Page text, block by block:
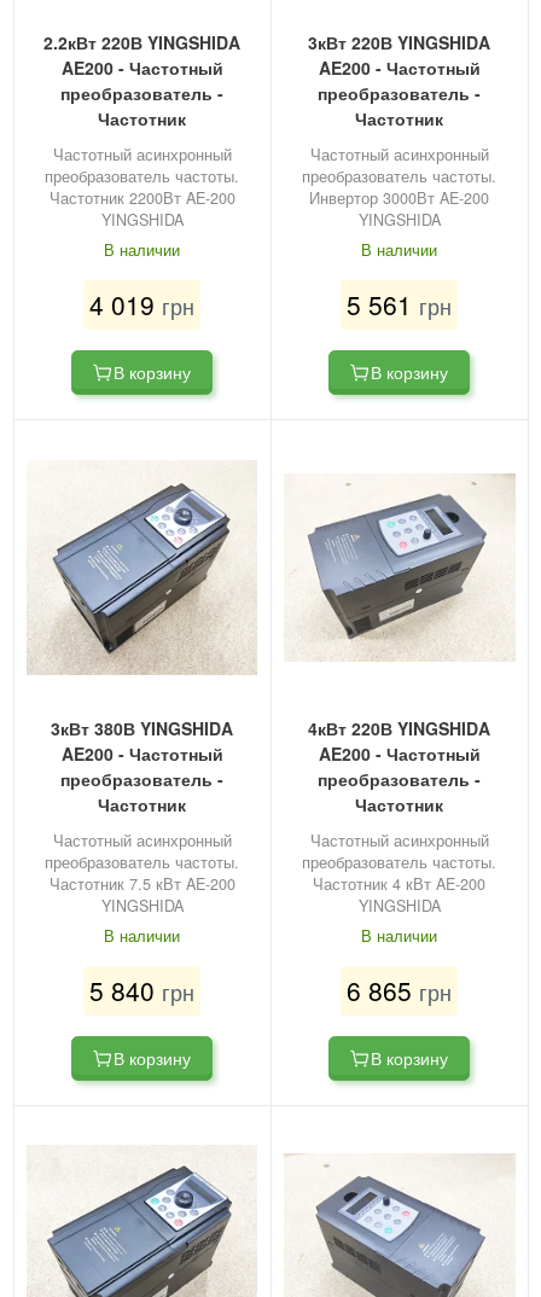
2.2кВт 220В YINGSHIDA
AE200 - Частотный
преобразователь -
Частотник
Частотный асинхронный
преобразователь частоты.
Частотник 2200Вт AE-200
YINGSHIDA
В наличии
4 019 грн
В корзину
3кВт 220В YINGSHIDA
AE200 - Частотный
преобразователь -
Частотник
Частотный асинхронный
преобразователь частоты.
Инвертор 3000Вт AE-200
YINGSHIDA
В наличии
5 561 грн
В корзину
3кВт 380В YINGSHIDA
AE200 - Частотный
преобразователь -
Частотник
Частотный асинхронный
преобразователь частоты.
Частотник 7.5 кВт AE-200
YINGSHIDA
В наличии
5 840 грн
В корзину
4кВт 220В YINGSHIDA
AE200 - Частотный
преобразователь -
Частотник
Частотный асинхронный
преобразователь частоты.
Частотник 4 кВт AE-200
YINGSHIDA
В наличии
6 865 грн
В корзину